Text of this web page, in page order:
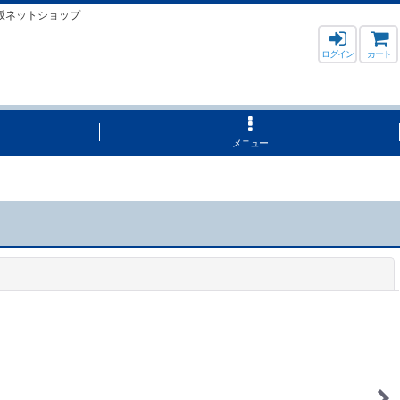
ネットショップ
ログイン カート
メニュー